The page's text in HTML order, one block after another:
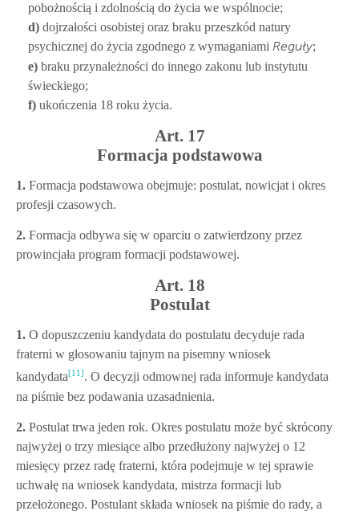
pobożnością i zdolnością do życia we wspólnocie;
d) dojrzałości osobistej oraz braku przeszkód natury
psychicznej do życia zgodnego z wymaganiami Reguły;
e) braku przynależności do innego zakonu lub instytutu
świeckiego;
f) ukończenia 18 roku życia.
Art. 17
Formacja podstawowa
1. Formacja podstawowa obejmuje: postulat, nowicjat i okres
profesji czasowych.
2. Formacja odbywa się w oparciu o zatwierdzony przez
prowincjała program formacji podstawowej.
Art. 18
Postulat
1. O dopuszczeniu kandydata do postulatu decyduje rada
fraterni w głosowaniu tajnym na pisemny wniosek
kandydata[11] . O decyzji odmownej rada informuje kandydata
na piśmie bez podawania uzasadnienia.
2. Postulat trwa jeden rok. Okres postulatu może być skrócony
najwyżej o trzy miesiące albo przedłużony najwyżej o 12
miesięcy przez radę fraterni, która podejmuje w tej sprawie
uchwałę na wniosek kandydata, mistrza formacji lub
przełożonego. Postulant składa wniosek na piśmie do rady, a